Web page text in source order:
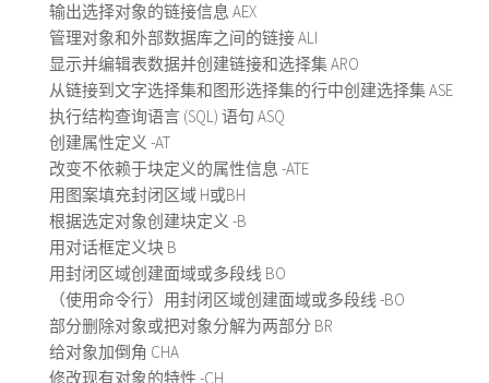
输出选择对象的链接信息 AEX
管理对象和外部数据库之间的链接 ALI
显示并编辑表数据并创建链接和选择集 ARO
从链接到文字选择集和图形选择集的行中创建选择集 ASE
执行结构查询语言 (SQL) 语句 ASQ
创建属性定义 -AT
改变不依赖于块定义的属性信息 -ATE
用图案填充封闭区域 H或BH
根据选定对象创建块定义 -B
用对话框定义块 B
用封闭区域创建面域或多段线 BO
（使用命令行）用封闭区域创建面域或多段线 -BO
部分删除对象或把对象分解为两部分 BR
给对象加倒角 CHA
修改现有对象的特性 -CH